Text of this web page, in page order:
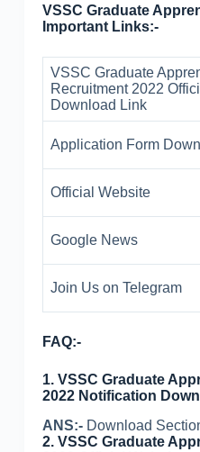
VSSC Graduate
Important Links:-
VSSC Graduate
Recruitment 2022
Download Link
Application Form
Official Website
Google News
Join Us on Telegram
FAQ:-
1. VSSC Graduate
2022 Notification
ANS:- Download
2. VSSC Graduate